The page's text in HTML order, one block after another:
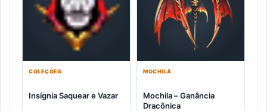
COLEÇÕES
Insígnia Saquear e Vazar
MOCHILA
Mochila – Ganância
Dracônica